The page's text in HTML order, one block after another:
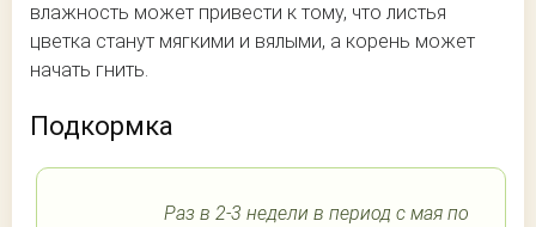
влажность может привести к тому, что листья
цветка станут мягкими и вялыми, а корень может
начать гнить.
Подкормка
Раз в 2-3 недели в период с мая по